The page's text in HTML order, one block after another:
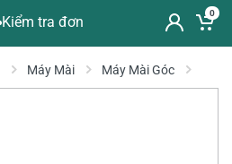
Kiểm tra đơn
0
Máy Mài Máy Mài Góc